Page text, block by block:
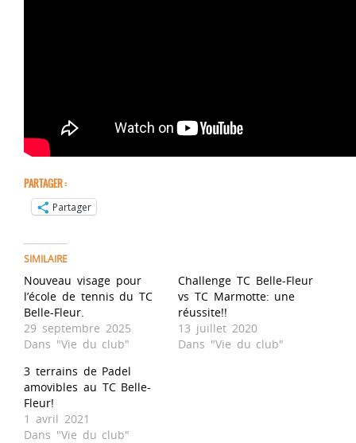
PARTAGER :
Partager
SIMILAIRE
Nouveau visage pour
l’école de tennis du TC
Belle-Fleur.
29 septembre 2025
Dans "Vie du club"
Challenge TC Belle-Fleur
vs TC Marmotte: une
réussite!!
13 juillet 2020
Dans "Vie du club"
3 terrains de Padel
amovibles au TC Belle-
Fleur!
1 avril 2021
Dans "Vie du club"